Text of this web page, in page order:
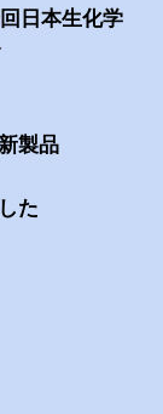
日本生化学
製品
た